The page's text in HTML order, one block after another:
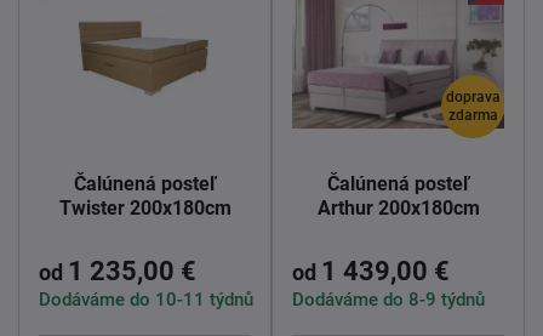
Čalúnená posteľ
Twister 200x180cm
od 1 235,00 €
Dodáváme do 10-11 týdnů
doprava
zdarma
Čalúnená posteľ
Arthur 200x180cm
od 1 439,00 €
Dodáváme do 8-9 týdnů